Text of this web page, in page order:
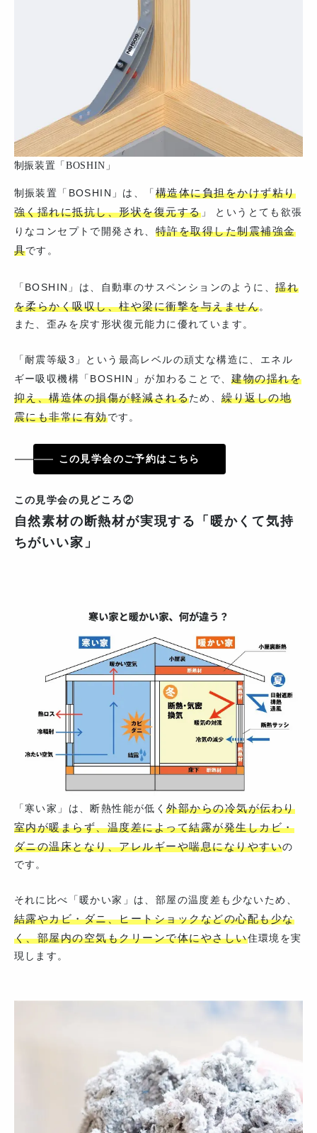
制振装置「BOSHIN」
制振装置「BOSHIN」は、「 構造体に負担をかけず粘り
強く揺れに抵抗し、形状を復元する」 というとても欲張
りなコンセプトで開発され、 特許を取得した制震補強金
具です。
「BOSHIN」は、自動車のサスペンションのように、 揺れ
を柔らかく吸収し、柱や梁に衝撃を与えません。
また、歪みを戻す形状復元能力に優れています。
「耐震等級3」という最高レベルの頑丈な構造に、エネル
ギー吸収機構「BOSHIN」が加わることで、建物の揺れを
抑え、構造体の損傷が軽減されるため、繰り返しの地
震にも非常に有効です。
この見学会のご予約はこちら
この見学会の見どころ②
自然素材の断熱材が実現する「暖かくて気持
ちがいい家」
「寒い家」は、断熱性能が低く外部からの冷気が伝わり
室内が暖まらず、温度差によって結露が発生しカビ・
ダニの温床となり、アレルギーや喘息になりやすいの
です。
それに比べ「暖かい家」は、部屋の温度差も少ないため、
結露やカビ・ダニ、ヒートショックなどの心配も少な
く、部屋内の空気もクリーンで体にやさしい住環境を実
現します。